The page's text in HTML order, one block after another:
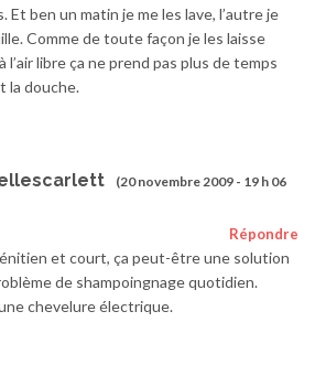
Et ben un matin je me les lave, l’autre je
Comme de toute façon je les laisse
l’air libre ça ne prend pas plus de temps
la douche.
(20 novembre 2009 - 19 h 06
Répondre
et court, ça peut-être une solution
de shampoingnage quotidien.
chevelure électrique.